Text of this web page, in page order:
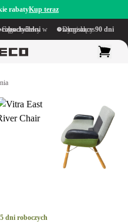
rabatyKup teraz
Czas dostawy w ciągu
1–5 dni roboczych Długi okres namysłu wynoszący90 dni
dni roboczych